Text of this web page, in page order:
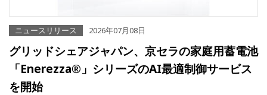
ニュースリリース 2026年07月08日
グリッドシェアジャパン、京セラの家庭用蓄電池
「Enerezza®」シリーズのAI最適制御サービス
を開始